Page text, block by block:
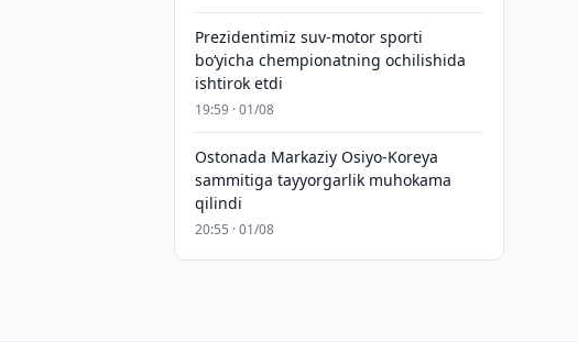
Prezidentimiz suv-motor sporti
bo‘yicha chempionatning ochilishida
ishtirok etdi
19:59 · 01/08
Ostonada Markaziy Osiyo-Koreya
sammitiga tayyorgarlik muhokama
qilindi
20:55 · 01/08